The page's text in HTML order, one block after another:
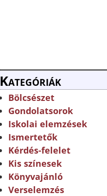
Kategóriák
Bölcsészet
Gondolatsorok
Iskolai elemzések
Ismertetők
Kérdés-felelet
Kis színesek
Könyvajánló
Verselemzés